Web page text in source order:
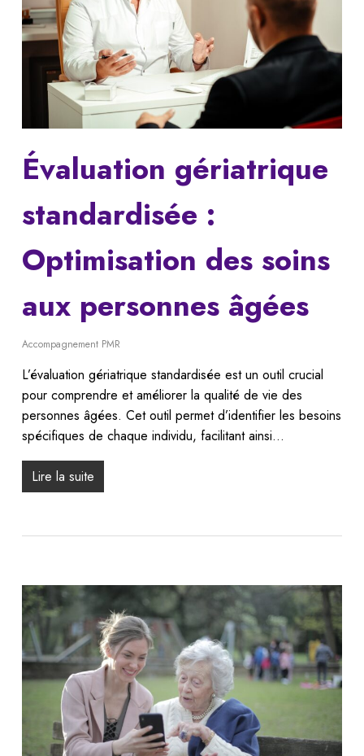
Évaluation gériatrique
standardisée :
Optimisation des soins
aux personnes âgées
Accompagnement PMR
L’évaluation gériatrique standardisée est un outil crucial
pour comprendre et améliorer la qualité de vie des
personnes âgées. Cet outil permet d’identifier les besoins
spécifiques de chaque individu, facilitant ainsi…
Lire la suite